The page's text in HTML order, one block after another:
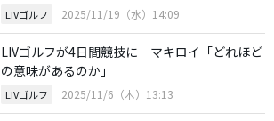
LIVゴルフ 2025/11/19（水）14:09
LIVゴルフが4日間競技に マキロイ「どれほど
の意味があるのか」
LIVゴルフ 2025/11/6（木）13:13